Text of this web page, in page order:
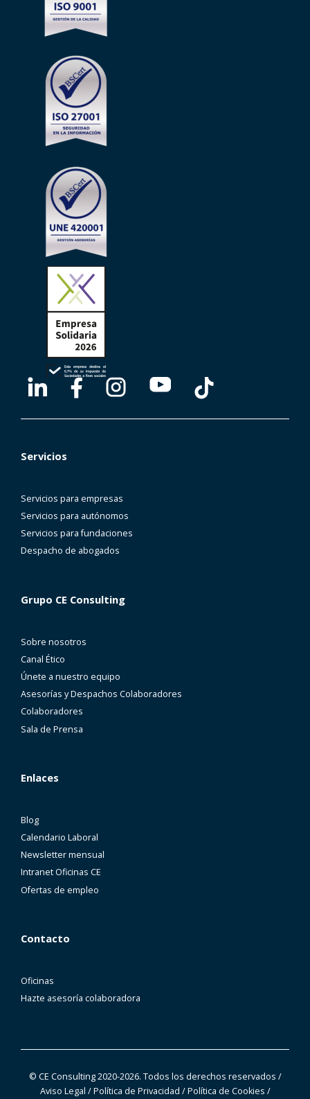
Servicios
Servicios para empresas
Servicios para autónomos
Servicios para fundaciones
Despacho de abogados
Grupo CE Consulting
Sobre nosotros
Canal Ético
Únete a nuestro equipo
Asesorías y Despachos Colaboradores
Colaboradores
Sala de Prensa
Enlaces
Blog
Calendario Laboral
Newsletter mensual
Intranet Oficinas CE
Ofertas de empleo
Contacto
Oficinas
Hazte asesoría colaboradora
© CE Consulting 2020-2026. Todos los derechos reservados /
Aviso Legal /Política de Privacidad /Política de Cookies /